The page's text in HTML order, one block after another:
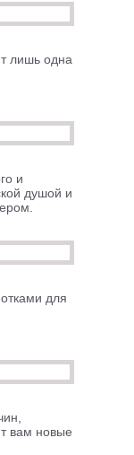
лишь одна
и
душой и
для
вам новые